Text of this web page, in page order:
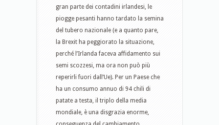
gran parte dei contadini irlandesi, le
piogge pesanti hanno tardato la semina
del tubero nazionale (e a quanto pare,
la Brexit ha peggiorato la situazione,
perché l’Irlanda faceva affidamento sui
semi scozzesi, ma ora non può più
reperirli fuori dall’Ue). Per un Paese che
ha un consumo annuo di 94 chili di
patate a testa, il triplo della media
mondiale, è una disgrazia enorme,